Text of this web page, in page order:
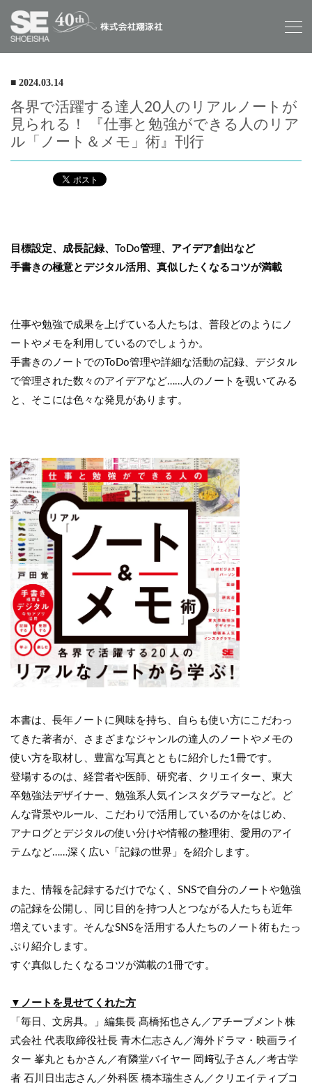
■ 2024.03.14
各界で活躍する達人20人のリアルノートが
見られる！ 『仕事と勉強ができる人のリア
ル「ノート＆メモ」術』刊行
目標設定、成長記録、ToDo管理、アイデア創出など
手書きの極意とデジタル活用、真似したくなるコツが満載
仕事や勉強で成果を上げている人たちは、普段どのようにノ
ートやメモを利用しているのでしょうか。
手書きのノートでのToDo管理や詳細な活動の記録、デジタル
で管理された数々のアイデアなど……人のノートを覗いてみる
と、そこには色々な発見があります。
本書は、長年ノートに興味を持ち、自らも使い方にこだわっ
てきた著者が、さまざまなジャンルの達人のノートやメモの
使い方を取材し、豊富な写真とともに紹介した1冊です。
登場するのは、経営者や医師、研究者、クリエイター、東大
卒勉強法デザイナー、勉強系人気インスタグラマーなど。ど
んな背景やルール、こだわりで活用しているのかをはじめ、
アナログとデジタルの使い分けや情報の整理術、愛用のアイ
テムなど……深く広い「記録の世界」を紹介します。
また、情報を記録するだけでなく、SNSで自分のノートや勉強
の記録を公開し、同じ目的を持つ人とつながる人たちも近年
増えています。そんなSNSを活用する人たちのノート術もたっ
ぷり紹介します。
すぐ真似したくなるコツが満載の1冊です。
▼ノートを見せてくれた方
「毎日、文房具。」編集長 髙橋拓也さん／アチーブメント株
式会社 代表取締役社長 青木仁志さん／海外ドラマ・映画ライ
ター 峯丸ともかさん／有隣堂バイヤー 岡﨑弘子さん／考古学
者 石川日出志さん／外科医 橋本瑞生さん／クリエイティブコ